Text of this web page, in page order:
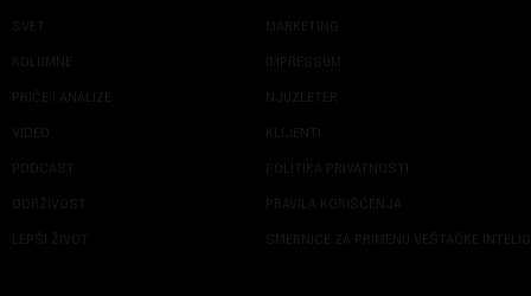
SVET
KOLUMNE
PRIČE I ANALIZE
VIDEO
PODCAST
ODRŽIVOST
LEPŠI ŽIVOT
MARKETING
IMPRESSUM
NJUZLETER
KLIJENTI
POLITIKA PRIVATNOSTI
PRAVILA KORIŠĆENJA
SMERNICE ZA PRIMENU VEŠTAČKE